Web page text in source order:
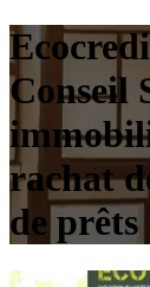
Conseil
rachat
de prêts